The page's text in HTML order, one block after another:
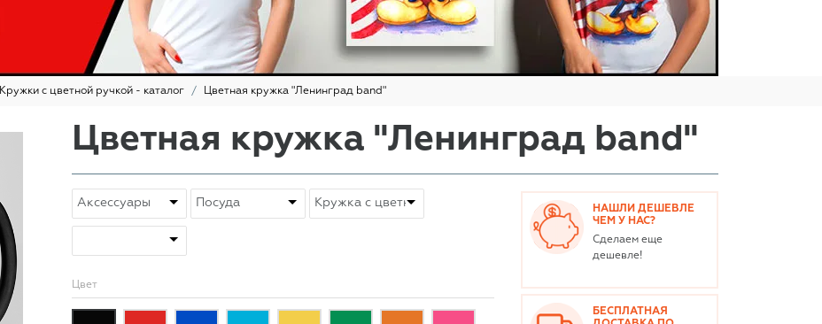
Кружки с цветной ручкой - каталог Цветная кружка "Ленинград band"
Цветная кружка "Ленинград band"
Цвет
НАШЛИ ДЕШЕВЛЕ
ЧЕМ У НАС?
Сделаем еще
дешевле!
БЕСПЛАТНАЯ